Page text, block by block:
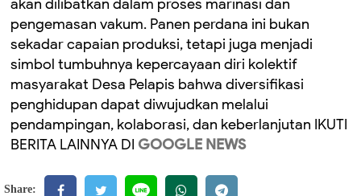
akan dilibatkan dalam proses marinasi dan
pengemasan vakum. Panen perdana ini bukan
sekadar capaian produksi, tetapi juga menjadi
simbol tumbuhnya kepercayaan diri kolektif
masyarakat Desa Pelapis bahwa diversifikasi
penghidupan dapat diwujudkan melalui
pendampingan, kolaborasi, dan keberlanjutan IKUTI
BERITA LAINNYA DI GOOGLE NEWS
Share: